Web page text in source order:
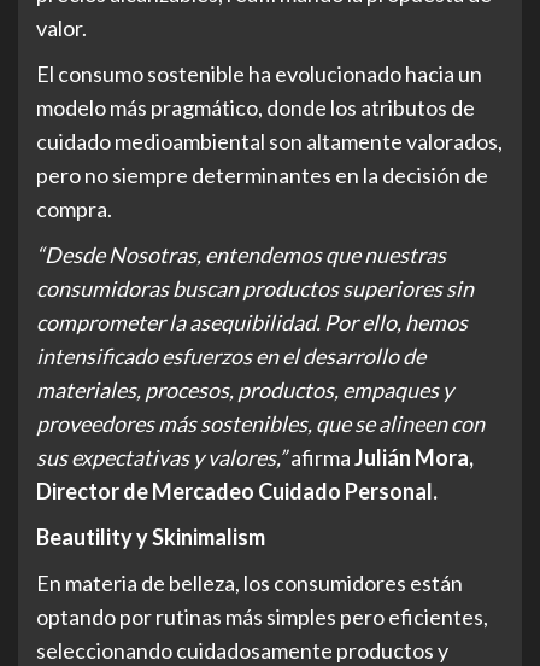
valor.
El consumo sostenible ha evolucionado hacia un
modelo más pragmático, donde los atributos de
cuidado medioambiental son altamente valorados,
pero no siempre determinantes en la decisión de
compra.
“Desde Nosotras, entendemos que nuestras
consumidoras buscan productos superiores sin
comprometer la asequibilidad. Por ello, hemos
intensificado esfuerzos en el desarrollo de
materiales, procesos, productos, empaques y
proveedores más sostenibles, que se alineen con
sus expectativas y valores,”afirmaJulián Mora,
Director de Mercadeo Cuidado Personal.
Beautility y Skinimalism
En materia de belleza, los consumidores están
optando por rutinas más simples pero eficientes,
seleccionando cuidadosamente productos y